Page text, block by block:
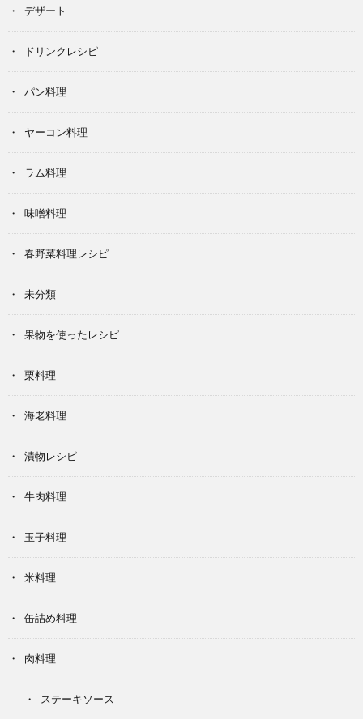
デザート
ドリンクレシピ
パン料理
ヤーコン料理
ラム料理
味噌料理
春野菜料理レシピ
未分類
果物を使ったレシピ
栗料理
海老料理
漬物レシピ
牛肉料理
玉子料理
米料理
缶詰め料理
肉料理
ステーキソース